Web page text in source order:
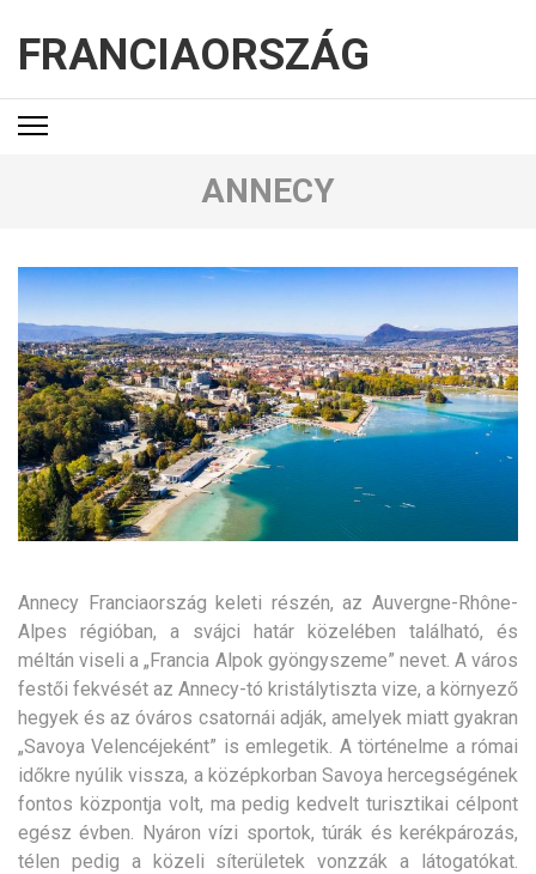
FRANCIAORSZÁG
ANNECY
Annecy Franciaország keleti részén, az Auvergne-Rhône-
Alpes régióban, a svájci határ közelében található, és
méltán viseli a „Francia Alpok gyöngyszeme” nevet. A város
festői fekvését az Annecy-tó kristálytiszta vize, a környező
hegyek és az óváros csatornái adják, amelyek miatt gyakran
„Savoya Velencéjeként” is emlegetik. A történelme a római
időkre nyúlik vissza, a középkorban Savoya hercegségének
fontos központja volt, ma pedig kedvelt turisztikai célpont
egész évben. Nyáron vízi sportok, túrák és kerékpározás,
télen pedig a közeli síterületek vonzzák a látogatókat.